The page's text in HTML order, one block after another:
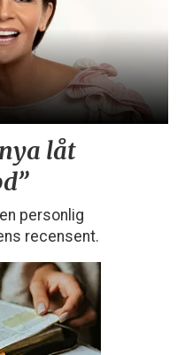
låt
personlig
recensent.